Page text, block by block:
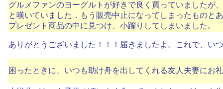
グルメファンのヨーグルトが好きで良く買っていましたが
と嘆いていました．もう販売中止になってしまったものと
プレゼント商品の中に見つけ、小躍りしてしまいました。
ありがとうございました！！！届きましたよ。これで、い
困ったときに、いつも助け舟を出してくれる友人夫妻にお